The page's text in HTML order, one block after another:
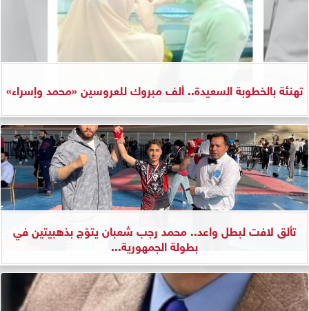
تهنئة بالخطوبة السعيدة.. ألف مبروك للعروسين «محمد وإسراء»
تألق لافت لبطل واعد.. محمد رجب شعبان يتوّج بذهبيتين في
بطولة الجمهورية...